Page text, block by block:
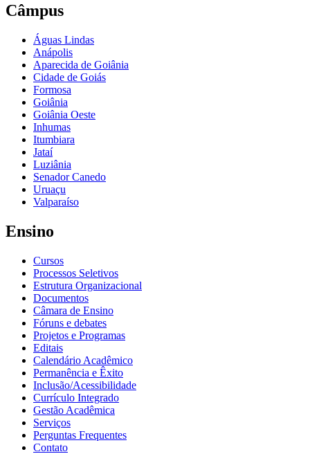
Câmpus
Águas Lindas
Anápolis
Aparecida de Goiânia
Cidade de Goiás
Formosa
Goiânia
Goiânia Oeste
Inhumas
Itumbiara
Jataí
Luziânia
Senador Canedo
Uruaçu
Valparaíso
Ensino
Cursos
Processos Seletivos
Estrutura Organizacional
Documentos
Câmara de Ensino
Fóruns e debates
Projetos e Programas
Editais
Calendário Acadêmico
Permanência e Êxito
Inclusão/Acessibilidade
Currículo Integrado
Gestão Acadêmica
Serviços
Perguntas Frequentes
Contato